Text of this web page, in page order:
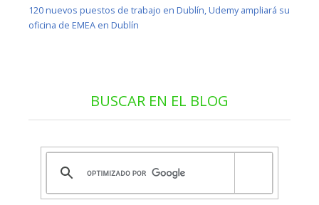
120 nuevos puestos de trabajo en Dublín, Udemy ampliará su
oficina de EMEA en Dublín
BUSCAR EN EL BLOG